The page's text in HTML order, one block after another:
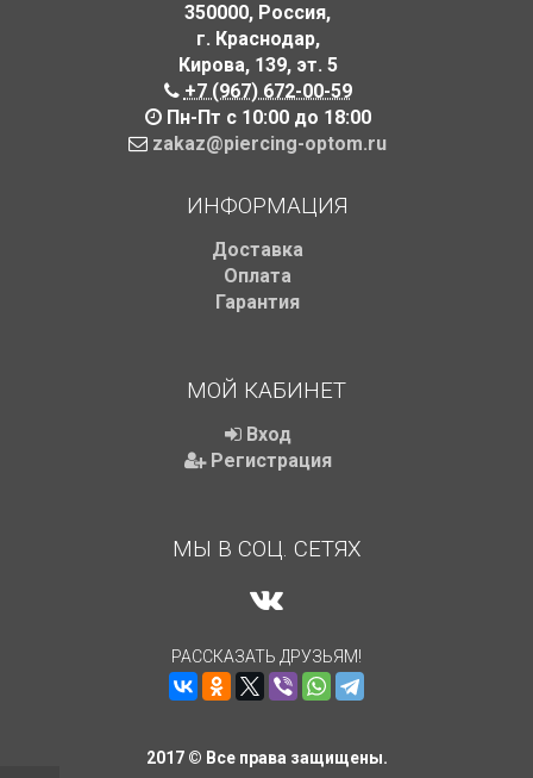
350000, Россия,
г. Краснодар,
Кирова, 139, эт. 5
+7 (967) 672-00-59
Пн-Пт с 10:00 до 18:00
zakaz@piercing-optom.ru
ИНФОРМАЦИЯ
Доставка
Оплата
Гарантия
МОЙ КАБИНЕТ
Вход
Регистрация
МЫ В СОЦ. СЕТЯХ
РАССКАЗАТЬ ДРУЗЬЯМ!
2017 © Все права защищены.